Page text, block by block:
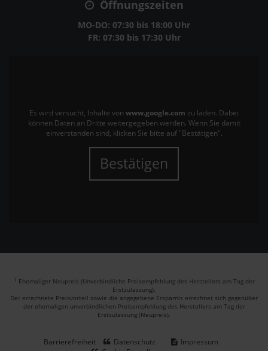
Öffnungszeiten
MO-DO: 07:30 bis 18:00 Uhr
FR: 07:30 bis 17:30 Uhr
Es wird versucht, Inhalte von www.google.com zu laden. Dabei
können Daten an Dritte weitergegeben werden. Wenn Sie damit
einverstanden sind, klicken Sie bitte auf "Bestätigen".
Bestätigen
1 Ehemaliger Neupreis (Unverbindliche Preisempfehlung des Herstellers am Tag der
Erstzulassung).
Der errechnete Preisvorteil sowie die angegebene Ersparnis errechnet sich gegenüber
der ehemaligen unverbindlichen Preisempfehlung des Herstellers am Tag der
Erstzulassung (Neupreis).
Barrierefreiheit Datenschutz
Impressum